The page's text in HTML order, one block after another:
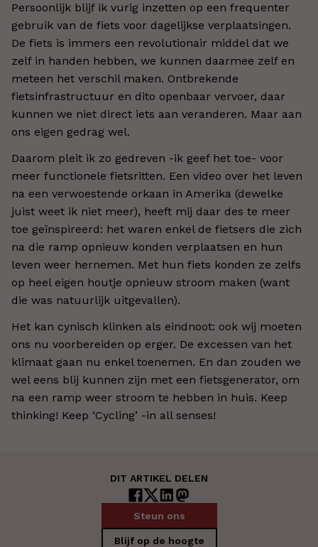
Persoonlijk blijf ik vurig inzetten op een frequenter
gebruik van de fiets voor dagelijkse verplaatsingen.
De fiets is immers een revolutionair middel dat we
zelf in handen hebben, we kunnen daarmee zelf en
meteen het verschil maken. Ontbrekende
fietsinfrastructuur en dito openbaar vervoer, daar
kunnen we niet direct iets aan veranderen. Maar aan
ons eigen gedrag wel.
Daarom pleit ik zo gedreven -ik geef het toe- voor
meer functionele fietsritten. Een video over het leven
na een verwoestende orkaan in Amerika (dewelke
juist weet ik niet meer), heeft mij daar des te meer
toe geïnspireerd: het waren enkel de fietsers die zich
na die ramp opnieuw konden verplaatsen en hun
leven weer hernemen. Met hun fiets konden ze zelfs
op heel eigen houtje opnieuw stroom maken (want
die was natuurlijk uitgevallen).
Het kan cynisch klinken als eindnoot: ook wij moeten
ons nu voorbereiden op erger. De excessen van het
klimaat gaan nu enkel toenemen. En dan zouden we
wel eens blij kunnen zijn met een fietsgenerator, om
na een ramp weer stroom te hebben in huis. Keep
thinking! Keep ‘Cycling’ -in all senses!
DIT ARTIKEL DELEN
Steun ons
Blijf op de hoogte